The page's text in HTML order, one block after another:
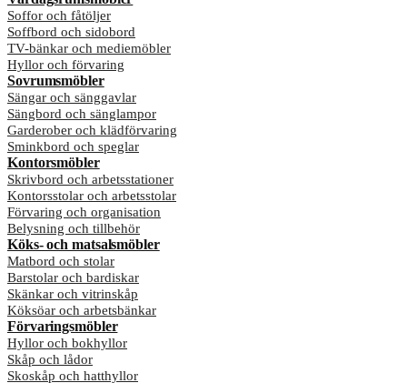
Soffor och fåtöljer
Soffbord och sidobord
TV-bänkar och mediemöbler
Hyllor och förvaring
Sovrumsmöbler
Sängar och sänggavlar
Sängbord och sänglampor
Garderober och klädförvaring
Sminkbord och speglar
Kontorsmöbler
Skrivbord och arbetsstationer
Kontorsstolar och arbetsstolar
Förvaring och organisation
Belysning och tillbehör
Köks- och matsalsmöbler
Matbord och stolar
Barstolar och bardiskar
Skänkar och vitrinskåp
Köksöar och arbetsbänkar
Förvaringsmöbler
Hyllor och bokhyllor
Skåp och lådor
Skoskåp och hatthyllor